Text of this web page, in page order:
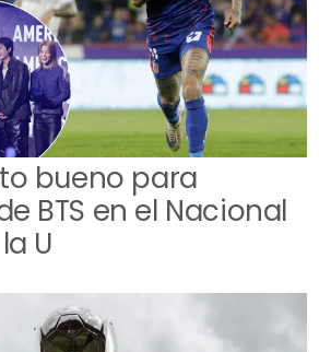
bueno para
BTS en el Nacional
U